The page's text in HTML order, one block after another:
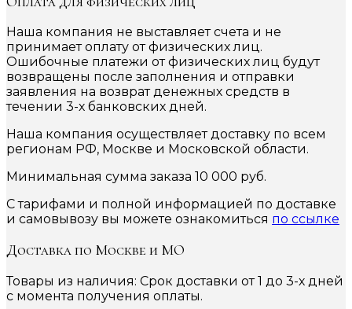
Наша компания не выставляет счета и не
принимает оплату от физических лиц.
Ошибочные платежи от физических лиц будут
возвращены после заполнения и отправки
заявления на возврат денежных средств в
течении 3-х банковских дней.
Наша компания осуществляет доставку по всем
регионам РФ, Москве и Московской области.
Минимальная сумма заказа 10 000 руб.
С тарифами и полной информацией по доставке
и самовывозу вы можете ознакомиться по ссылке
Доставка по Москве и МО
Товары из наличия: Срок доставки от 1 до 3-х дней
с момента получения оплаты.